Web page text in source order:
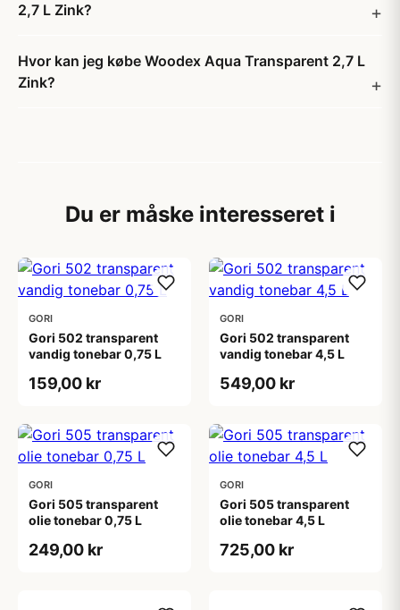
2,7 L Zink?
Hvor kan jeg købe Woodex Aqua Transparent 2,7 L
Zink?
Du er måske interesseret i
GORI
Gori 502 transparent
vandig tonebar 0,75 L
159,00 kr
GORI
Gori 502 transparent
vandig tonebar 4,5 L
549,00 kr
GORI
Gori 505 transparent
olie tonebar 0,75 L
249,00 kr
GORI
Gori 505 transparent
olie tonebar 4,5 L
725,00 kr